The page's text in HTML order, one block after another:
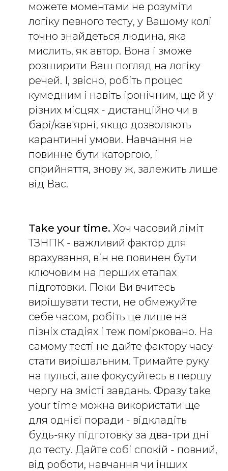
можете моментами не розуміти
логіку певного тесту, у Вашому колі
точно знайдеться людина, яка
мислить, як автор. Вона і зможе
розширити Ваш погляд на логіку
речей. І, звісно, робіть процес
кумедним і навіть іронічним, ще й у
різних місцях - дистанційно чи в
барі/кав'ярні, якщо дозволяють
карантинні умови. Навчання не
повинне бути каторгою, і
сприйняття, знову ж, залежить лише
від Вас.
Take your time. Хоч часовий ліміт
ТЗНПК - важливий фактор для
врахування, він не повинен бути
ключовим на перших етапах
підготовки. Поки Ви вчитесь
вирішувати тести, не обмежуйте
себе часом, робіть це лише на
пізніх стадіях і теж помірковано. На
самому тесті не дайте фактору часу
стати вирішальним. Тримайте руку
на пульсі, але фокусуйтесь в першу
чергу на змісті завдань. Фразу take
your time можна використати ще
для однієї поради - відкладіть
будь-яку підготовку за два-три дні
до тесту. Дайте собі спокій - повний,
від роботи, навчання чи інших